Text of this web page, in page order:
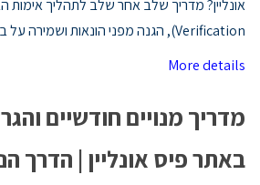
Verification), הגנה מפני הונאות ושמירה על ביטחון החשבון שלכם....
More details
מדריך מנויים חודשיים
באתר פיס אונליין | הדרך